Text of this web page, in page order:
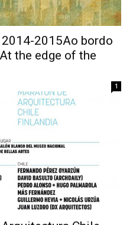
2015Ao bordo
the edge of the
1